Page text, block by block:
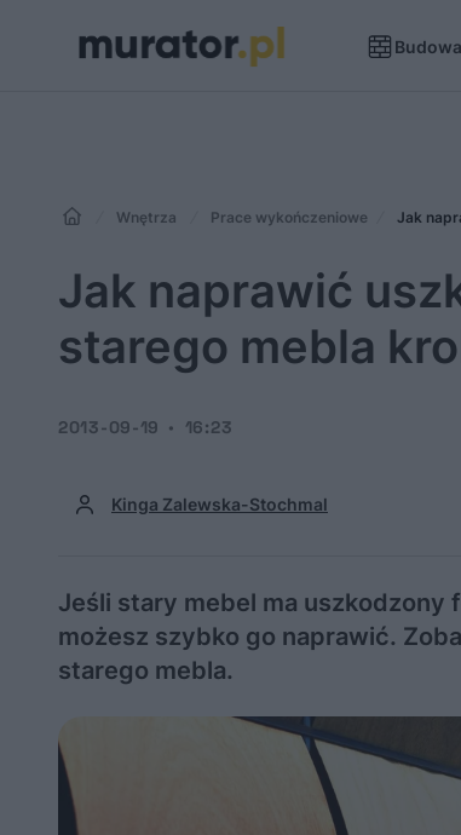
Budowa
Wnętrza Prace wykończeniowe Jak
Jak naprawić
starego mebla
Kinga Zalewska-Stochmal
2013-09-19 16:23
Jeśli stary mebel ma
możesz szybko go naprawić.
starego mebla.